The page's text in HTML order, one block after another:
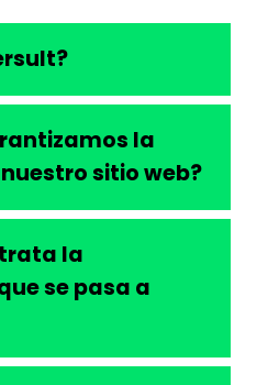
la
sitio web?
la
se pasa a